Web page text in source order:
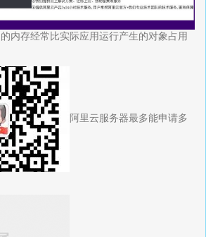
内存经常比实际应用运行产生的对象占用
阿里云服务器最多能申请多